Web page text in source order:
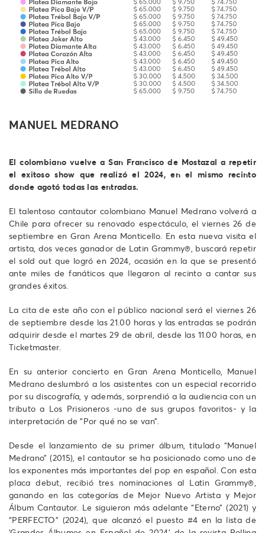
MANUEL MEDRANO
El colombiano vuelve a San Francisco de Mostazal a repetir
el exitoso show que realizó el 2024, en el mismo recinto
donde agotó todas las entradas.
El talentoso cantautor colombiano Manuel Medrano volverá a
Chile para ofrecer su renovado espectáculo, el viernes 26 de
septiembre en Gran Arena Monticello. En esta nueva visita el
artista, dos veces ganador de Latin Grammy®, buscará repetir
el sold out que logró en 2024, ocasión en la que se presentó
ante miles de fanáticos que llegaron al recinto a cantar sus
grandes éxitos.
La cita de este año con el público nacional será el viernes 26
de septiembre desde las 21.00 horas y las entradas se podrán
adquirir desde el martes 29 de abril, desde las 11.00 horas, en
Ticketmaster.
En su anterior concierto en Gran Arena Monticello, Manuel
Medrano deslumbró a los asistentes con un especial recorrido
por su discografía, y además, sorprendió a la audiencia con un
tributo a Los Prisioneros -uno de sus grupos favoritos- y la
interpretación de “Por qué no se van”.
Desde el lanzamiento de su primer álbum, titulado “Manuel
Medrano” (2015), el cantautor se ha posicionado como uno de
los exponentes más importantes del pop en español. Con esta
placa debut, recibió tres nominaciones al Latin Grammy®,
ganando en las categorías de Mejor Nuevo Artista y Mejor
Álbum Cantautor. Le siguieron más adelante “Eterno” (2021) y
“PERFECTO” (2024), que alcanzó el puesto #4 en la lista de